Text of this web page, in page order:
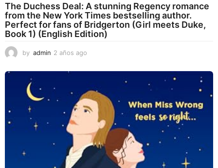
The Duchess Deal: A stunning Regency romance
from the New York Times bestselling author.
Perfect for fans of Bridgerton (Girl meets Duke,
Book 1) (English Edition)
by admin 2 años ago
ñ
s
a
g